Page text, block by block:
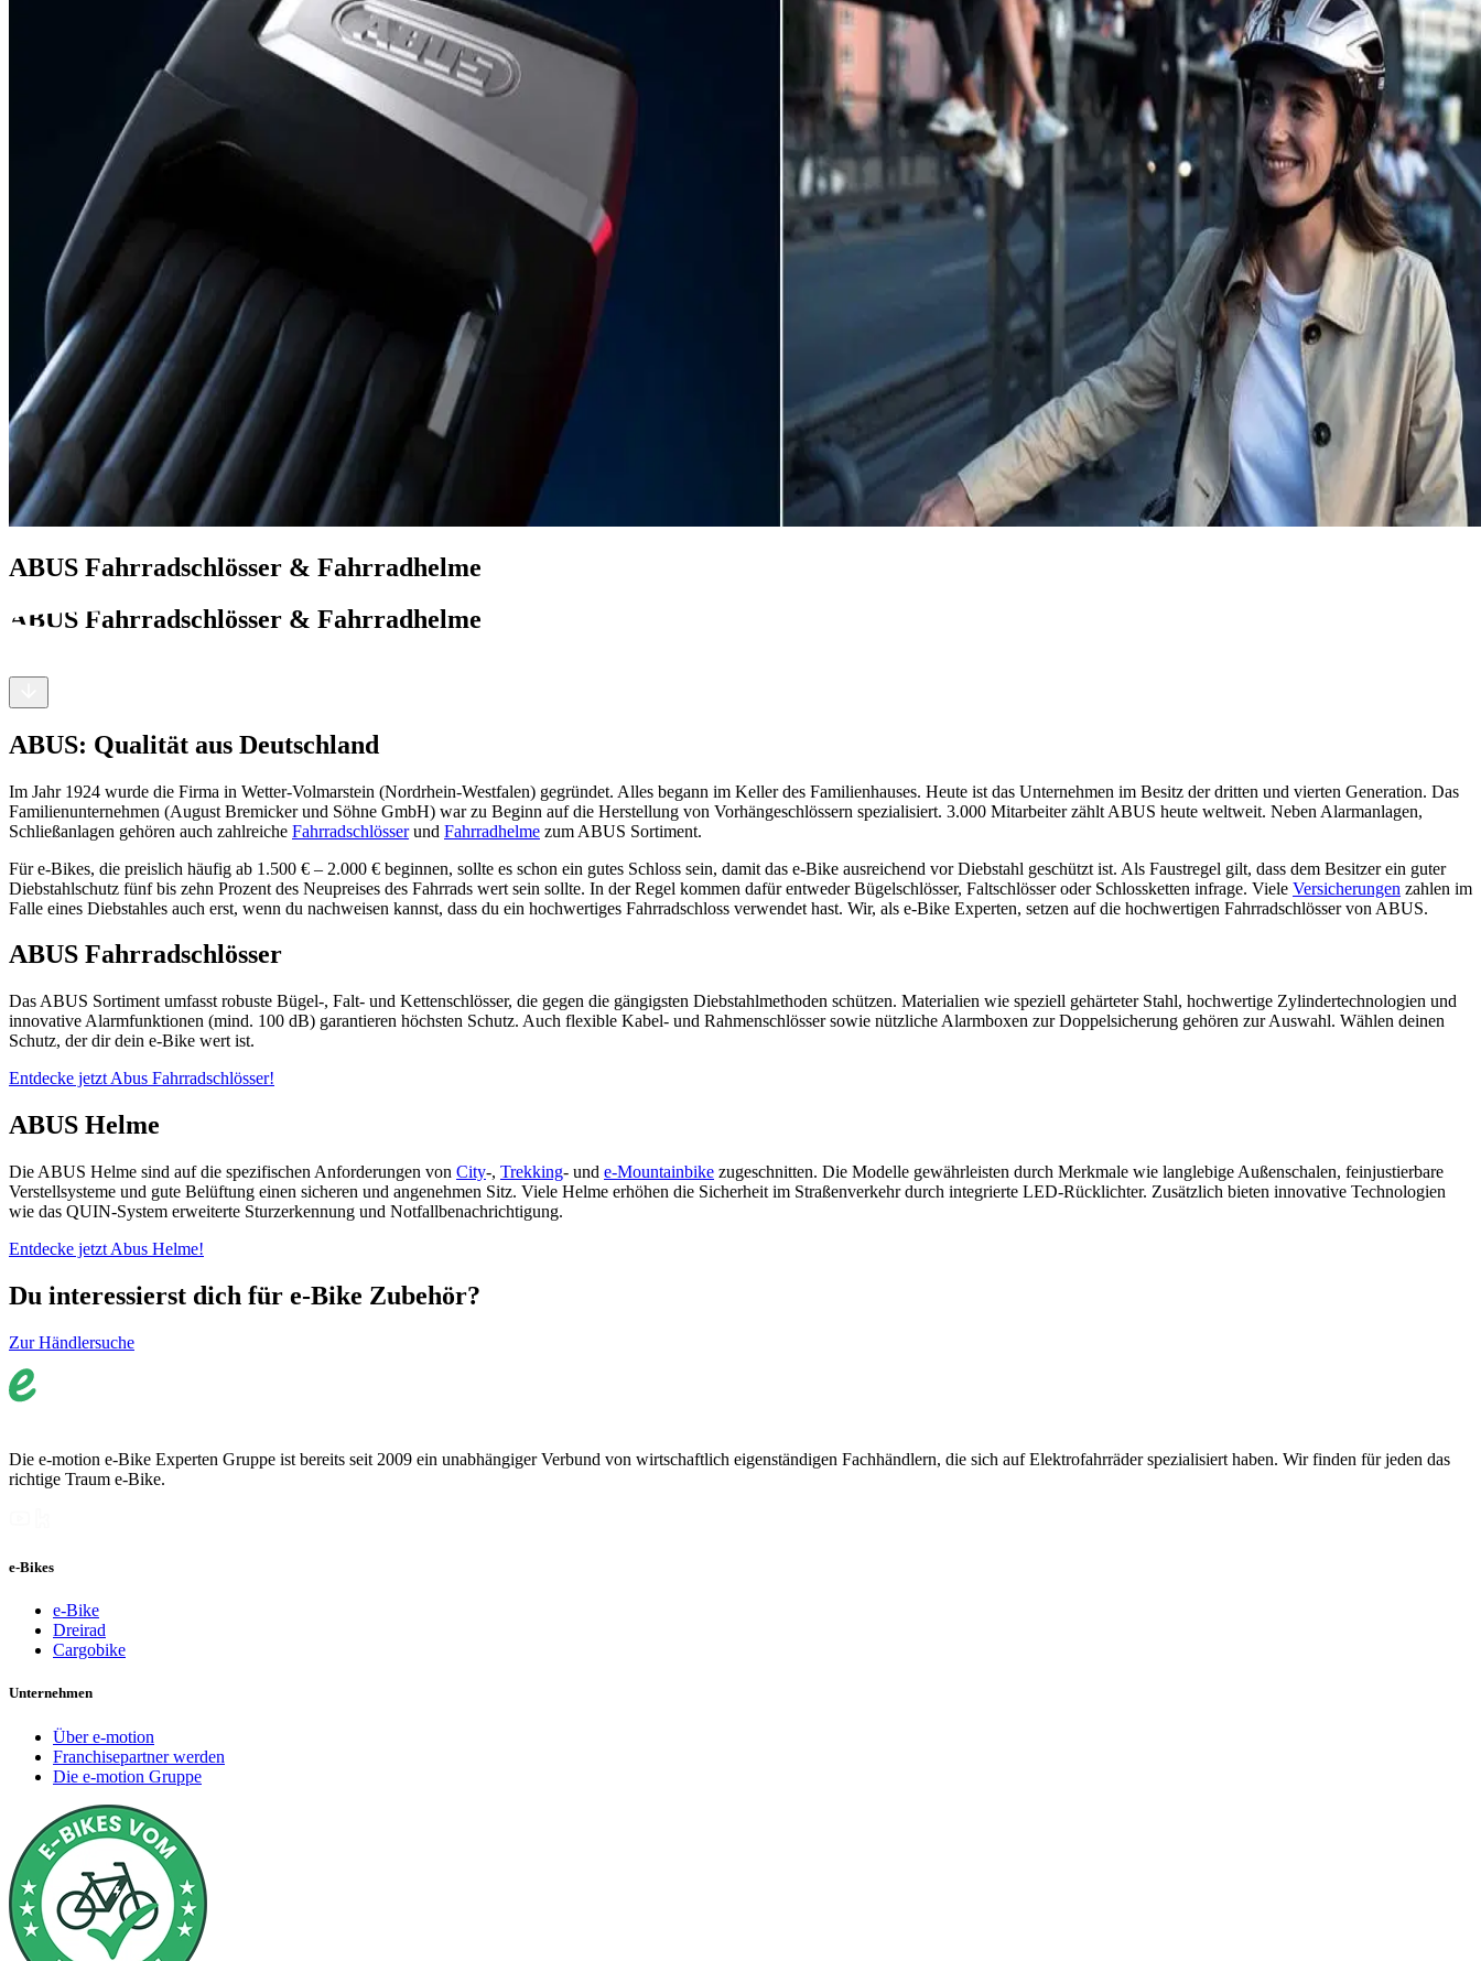
ABUS Fahrradschlösser & Fahrradhelme
ABUS Fahrradschlösser & Fahrradhelme
ABUS: Qualität aus Deutschland
Im Jahr 1924 wurde die Firma in Wetter-Volmarstein (Nordrhein-Westfalen) gegründet. Alles begann im Keller des Familienhauses. Heute ist das Unternehmen im Besitz der dritten und vierten Generation. Das
Familienunternehmen (August Bremicker und Söhne GmbH) war zu Beginn auf die Herstellung von Vorhängeschlössern spezialisiert. 3.000 Mitarbeiter zählt ABUS heute weltweit. Neben Alarmanlagen,
Schließanlagen gehören auch zahlreiche Fahrradschlösserund Fahrradhelme zum ABUS Sortiment.
Für e-Bikes, die preislich häufig ab 1.500 € – 2.000 € beginnen, sollte es schon ein gutes Schloss sein, damit das e-Bike ausreichend vor Diebstahl geschützt ist. Als Faustregel gilt, dass dem Besitzer ein guter
Diebstahlschutz fünf bis zehn Prozent des Neupreises des Fahrrads wert sein sollte. In der Regel kommen dafür entweder Bügelschlösser, Faltschlösser oder Schlossketten infrage. Viele Versicherungen zahlen im
Falle eines Diebstahles auch erst, wenn du nachweisen kannst, dass du ein hochwertiges Fahrradschloss verwendet hast. Wir, als e-Bike Experten, setzen auf die hochwertigen Fahrradschlösser von ABUS.
ABUS Fahrradschlösser
Das ABUS Sortiment umfasst robuste Bügel-, Falt- und Kettenschlösser, die gegen die gängigsten Diebstahlmethoden schützen. Materialien wie speziell gehärteter Stahl, hochwertige Zylindertechnologien und
innovative Alarmfunktionen (mind. 100 dB) garantieren höchsten Schutz. Auch flexible Kabel- und Rahmenschlösser sowie nützliche Alarmboxen zur Doppelsicherung gehören zur Auswahl. Wählen deinen
Schutz, der dir dein e-Bike wert ist.
Entdecke jetzt Abus Fahrradschlösser!
ABUS Helme
Die ABUS Helme sind auf die spezifischen Anforderungen von City-, Trekking- und e-Mountainbike zugeschnitten. Die Modelle gewährleisten durch Merkmale wie langlebige Außenschalen, feinjustierbare
Verstellsysteme und gute Belüftung einen sicheren und angenehmen Sitz. Viele Helme erhöhen die Sicherheit im Straßenverkehr durch integrierte LED-Rücklichter. Zusätzlich bieten innovative Technologien
wie das QUIN-System erweiterte Sturzerkennung und Notfallbenachrichtigung.
Entdecke jetzt Abus Helme!
Du interessierst dich für e-Bike Zubehör?
Zur Händlersuche
Die e-motion e-Bike Experten Gruppe ist bereits seit 2009 ein unabhängiger Verbund von wirtschaftlich eigenständigen Fachhändlern, die sich auf Elektrofahrräder spezialisiert haben. Wir finden für jeden das
richtige Traum e-Bike.
e-Bikes
e-Bike
Dreirad
Cargobike
Unternehmen
Über e-motion
Franchisepartner werden
Die e-motion Gruppe